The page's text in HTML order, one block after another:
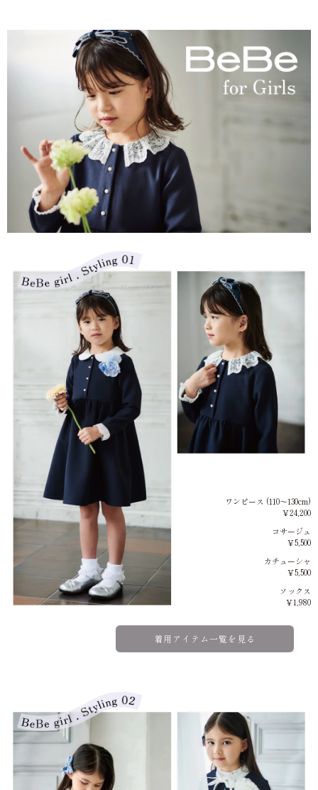
ワンピース (110～130cm)
￥24,200
コサージュ
￥5,500
カチューシャ
￥5,500
ソックス
￥1,980
着用アイテム一覧を見る